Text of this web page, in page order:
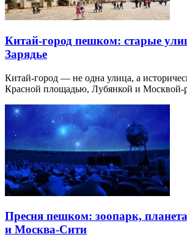
Китай-город пешком: старые
Зарядье
Китай-город — не одна улица, а
Красной площадью, Лубянкой и Москвой-
Пресня пешком: зоопарк,
и Москва-Сити